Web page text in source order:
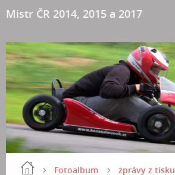
Mistr ČR 2014, 2015 a 2017
Fotoalbum zprávy z tisku